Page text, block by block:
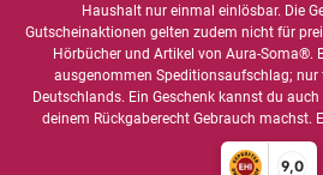
9,0
Haushalt nur einmal einlösbar. Die
Gutscheinaktionen gelten zudem nicht für
Hörbücher und Artikel von Aura-Soma®.
ausgenommen Speditionsaufschlag; nur
Deutschlands. Ein Geschenk kannst du
deinem Rückgaberecht Gebrauch machst.